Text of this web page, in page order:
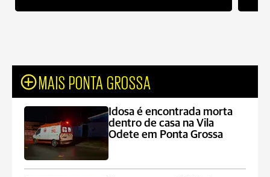
MAIS PONTA GROSSA
Idosa é encontrada morta
dentro de casa na Vila
Odete em Ponta Grossa